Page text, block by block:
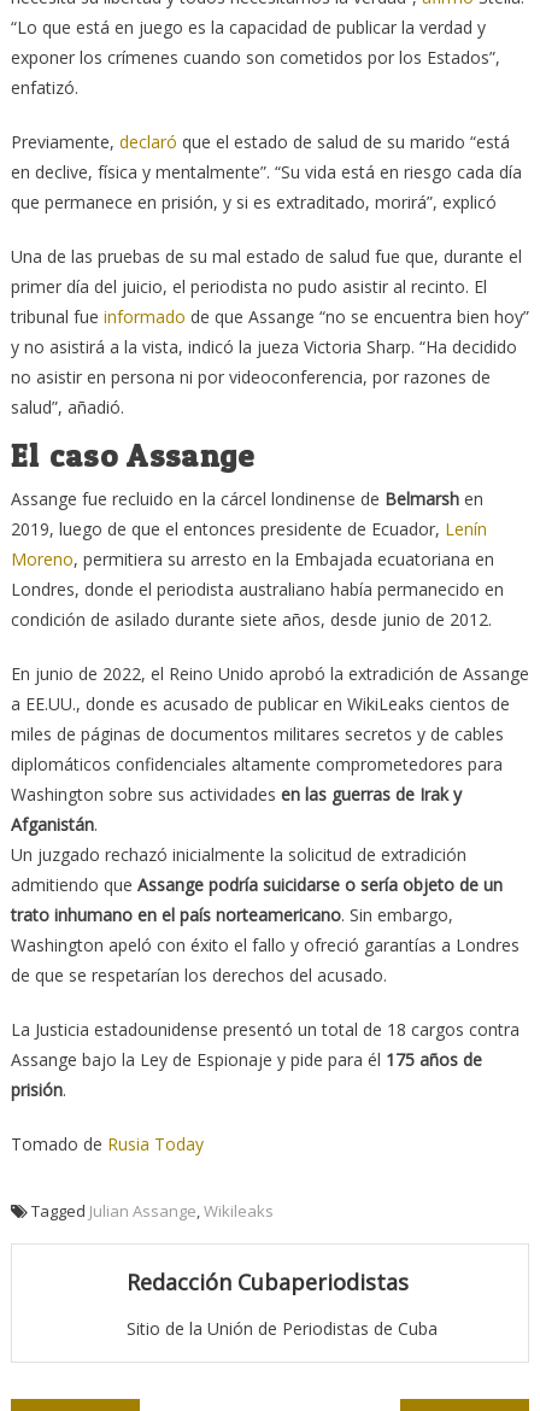
“Lo que está en juego es la capacidad de publicar la verdad y
exponer los crímenes cuando son cometidos por los Estados”,
enfatizó.
Previamente, declaró que el estado de salud de su marido “está
en declive, física y mentalmente”. “Su vida está en riesgo cada día
que permanece en prisión, y si es extraditado, morirá”, explicó
Una de las pruebas de su mal estado de salud fue que, durante el
primer día del juicio, el periodista no pudo asistir al recinto. El
tribunal fue informado de que Assange “no se encuentra bien hoy”
y no asistirá a la vista, indicó la jueza Victoria Sharp. “Ha decidido
no asistir en persona ni por videoconferencia, por razones de
salud”, añadió.
El caso Assange
Assange fue recluido en la cárcel londinense de Belmarshen
2019, luego de que el entonces presidente de Ecuador, Lenín
Moreno, permitiera su arresto en la Embajada ecuatoriana en
Londres, donde el periodista australiano había permanecido en
condición de asilado durante siete años, desde junio de 2012.
En junio de 2022, el Reino Unido aprobó la extradición de Assange
a EE.UU., donde es acusado de publicar en WikiLeaks cientos de
miles de páginas de documentos militares secretos y de cables
diplomáticos confidenciales altamente comprometedores para
Washington sobre sus actividades en las guerras de Irak y
Afganistán.
Un juzgado rechazó inicialmente la solicitud de extradición
admitiendo que Assange podría suicidarse o sería objeto de un
trato inhumano en el país norteamericano. Sin embargo,
Washington apeló con éxito el fallo y ofreció garantías a Londres
de que se respetarían los derechos del acusado.
La Justicia estadounidense presentó un total de 18 cargos contra
Assange bajo la Ley de Espionaje y pide para él 175 años de
prisión.
Tomado de Rusia Today
Tagged Julian Assange,Wikileaks
Redacción Cubaperiodistas
Sitio de la Unión de Periodistas de Cuba